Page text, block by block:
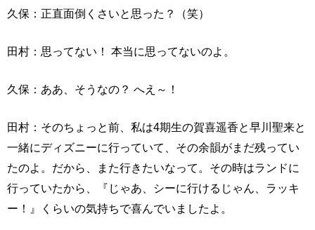
久保：正直面倒くさいと思った？（笑）
田村：思ってない！ 本当に思ってないのよ。
久保：ああ、そうなの？ へえ～！
田村：そのちょっと前、私は4期生の賀喜遥香と早川聖来と
一緒にディズニーに行っていて、その余韻がまだ残ってい
たのよ。だから、また行きたいなって。その時はランドに
行っていたから、『じゃあ、シーに行けるじゃん、ラッキ
ー！』くらいの気持ちで喜んでいましたよ。